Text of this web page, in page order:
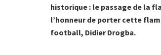
historique : le passage de la
l’honneur de porter cette
football, Didier Drogba.